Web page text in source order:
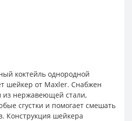
коктейль однородной
шейкер от Maxler. Снабжен
нержавеющей стали,
сгустки и помогает смешать
Конструкция шейкера